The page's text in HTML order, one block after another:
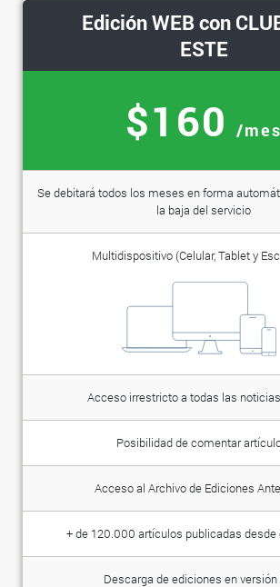
Edición WEB con
ESTE
$160 /mes
Se debitará todos los meses en forma
la baja del servicio
Multidispositivo (Celular, Tablet y
Acceso irrestricto a todas las noticias
Posibilidad de comentar
Acceso al Archivo de Ediciones
+ de 120.000 artículos publicadas desde
Descarga de ediciones en versión